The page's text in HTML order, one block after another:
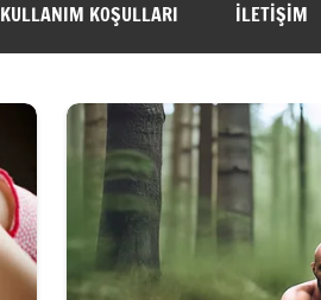
KULLANIM KOŞULLARI İLETİŞİM